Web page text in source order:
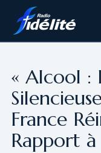
contenu
« Alcool :
France
Rapport à